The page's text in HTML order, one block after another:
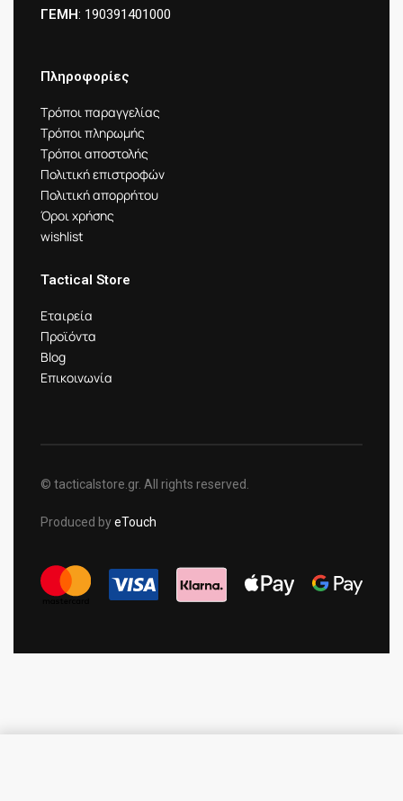
ΓΕΜΗ: 190391401000
Πληροφορίες
Τρόποι παραγγελίας
Τρόποι πληρωμής
Τρόποι αποστολής
Πολιτική επιστροφών
Πολιτική απορρήτου
Όροι χρήσης
wishlist
Tactical Store
Εταιρεία
Προϊόντα
Blog
Επικοινωνία
© tacticalstore.gr. All rights reserved.
Produced byeTouch